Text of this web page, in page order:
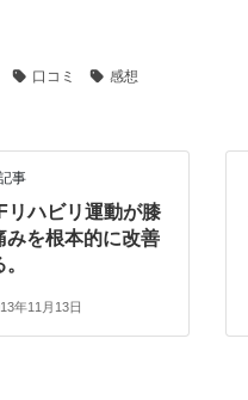
口コミ 感想
事
リハビリ運動が膝
みを根本的に改善
年11月13日